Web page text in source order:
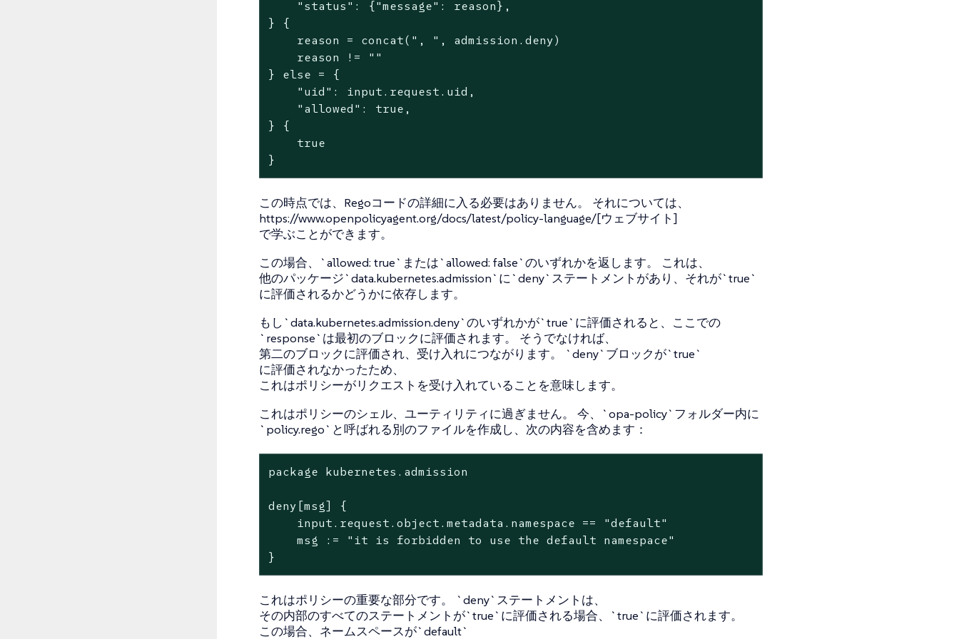
    "status": {"message": reason},
} {
    reason = concat(", ", admission.deny)
    reason != ""
} else = {
    "uid": input.request.uid,
    "allowed": true,
} {
    true
}
この時点では、Regoコードの詳細に入る必要はありません。 それについては、
https://www.openpolicyagent.org/docs/latest/policy-language/[ウェブサイト]
で学ぶことができます。
この場合、`allowed: true`または`allowed: false`のいずれかを返します。 これは、
他のパッケージ`data.kubernetes.admission`に`deny`ステートメントがあり、それが`true`
に評価されるかどうかに依存します。
もし`data.kubernetes.admission.deny`のいずれかが`true`に評価されると、ここでの
`response`は最初のブロックに評価されます。 そうでなければ、
第二のブロックに評価され、受け入れにつながります。 `deny`ブロックが`true`
に評価されなかったため、
これはポリシーがリクエストを受け入れていることを意味します。
これはポリシーのシェル、ユーティリティに過ぎません。 今、`opa-policy`フォルダー内に
`policy.rego`と呼ばれる別のファイルを作成し、次の内容を含めます：
package kubernetes.admission
deny[msg] {
    input.request.object.metadata.namespace == "default"
    msg := "it is forbidden to use the default namespace"
}
これはポリシーの重要な部分です。 `deny`ステートメントは、
その内部のすべてのステートメントが`true`に評価される場合、`true`に評価されます。
この場合、ネームスペースが`default`